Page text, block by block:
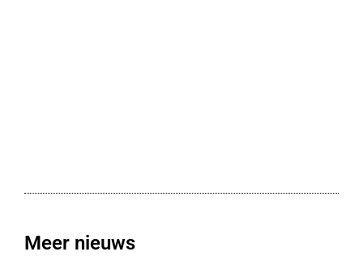
Meer nieuws